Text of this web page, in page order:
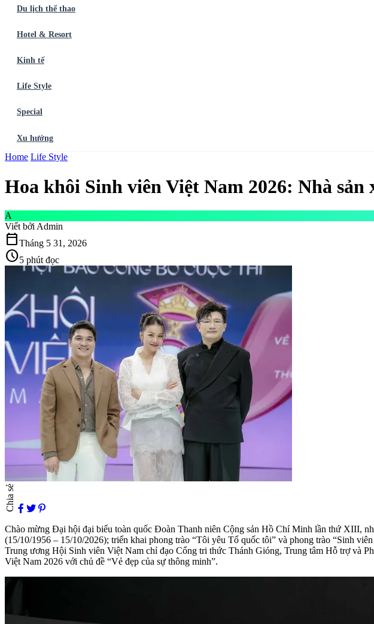
Du lịch thể thao
Hotel & Resort
Kinh tế
Life Style
Special
Xu hướng
Trang chủẨm thực
Home Life Style
Hoa khôi Sinh viên Việt Nam 2026: Nhà
A
Viết bởi Admin
calendar_todayTháng 5 31, 2026
schedule5 phút đọc
Chia sẻ
Chào mừng Đại hội đại biểu toàn quốc Đoàn Thanh niên Cộng sản Hồ Chí Minh lần thứ XIII,
(15/10/1956 – 15/10/2026); triển khai phong trào “Tôi yêu Tổ quốc tôi” và phong trào “Sinh
Trung ương Hội Sinh viên Việt Nam chỉ đạo Cổng tri thức Thánh Gióng, Trung tâm Hỗ trợ và
Việt Nam 2026 với chủ đề “Vẻ đẹp của sự thông minh”.